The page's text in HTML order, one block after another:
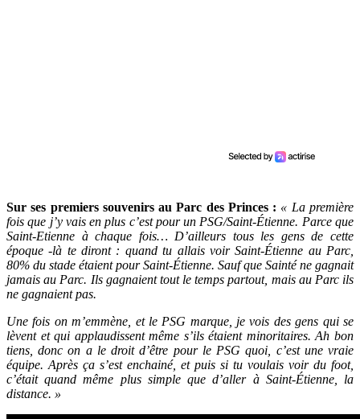
Sur ses premiers souvenirs au Parc des Princes : « La première
fois que j’y vais en plus c’est pour un PSG/Saint-Étienne. Parce que
Saint-Etienne à chaque fois… D’ailleurs tous les gens de cette
époque -là te diront : quand tu allais voir Saint-Étienne au Parc,
80% du stade étaient pour Saint-Étienne. Sauf que Sainté ne gagnait
jamais au Parc. Ils gagnaient tout le temps partout, mais au Parc ils
ne gagnaient pas.
Une fois on m’emmène, et le PSG marque, je vois des gens qui se
lèvent et qui applaudissent même s’ils étaient minoritaires. Ah bon
tiens, donc on a le droit d’être pour le PSG quoi, c’est une vraie
équipe. Après ça s’est enchainé, et puis si tu voulais voir du foot,
c’était quand même plus simple que d’aller à Saint-Étienne, la
distance. »